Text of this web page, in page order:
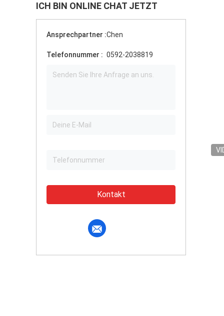
ICH BIN ONLINE CHAT JETZT
Ansprechpartner :Chen
Telefonnummer : 0592-2038819
Kontakt